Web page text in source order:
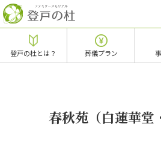
登戸の杜とは？ 葬儀プラン
春秋苑（白蓮華堂